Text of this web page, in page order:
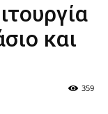
και
359